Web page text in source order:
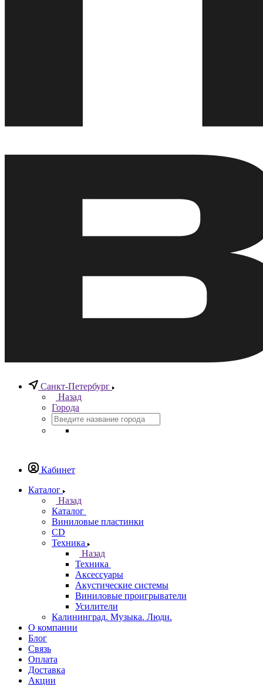
Санкт-Петербург
Назад
Города
Кабинет
Каталог
Назад
Каталог
Виниловые пластинки
CD
Техника
Назад
Техника
Аксессуары
Акустические системы
Виниловые проигрыватели
Усилители
Калининград. Музыка. Люди.
О компании
Блог
Связь
Оплата
Доставка
Акции